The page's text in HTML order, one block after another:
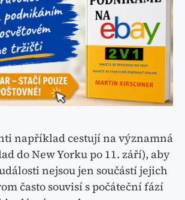
například cestují na významná
do New Yorku po 11. září), aby
nejsou jen součástí jejich
často souvisí s počáteční fází